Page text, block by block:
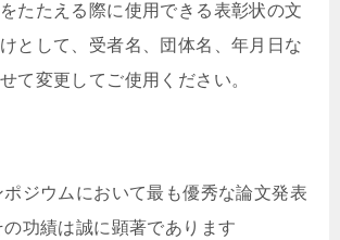
たたえる際に使用できる表彰状の文
として、受者名、団体名、年月日な
て変更してご使用ください。
ジウムにおいて最も優秀な論文発表
功績は誠に顕著であります